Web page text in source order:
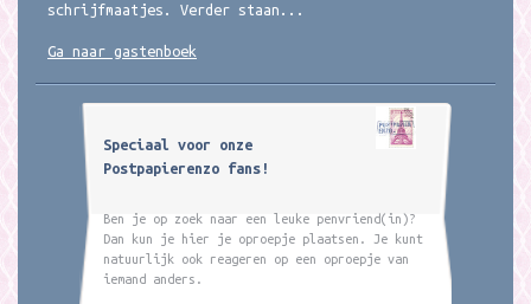
schrijfmaatjes. Verder staan...
Ga naar gastenboek
Speciaal voor onze
Postpapierenzo fans!
Ben je op zoek naar een leuke penvriend(in)?
Dan kun je hier je oproepje plaatsen. Je kunt
natuurlijk ook reageren op een oproepje van
iemand anders.